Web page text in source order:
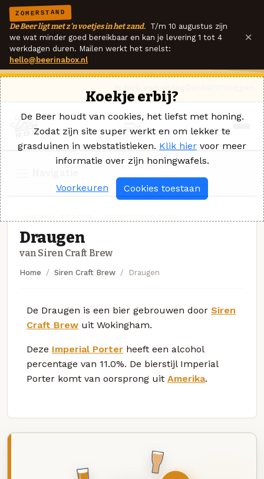
ZOMERSTAND
De Beer ligt met z'n voetjes in het zand. T/m 10 augustus zijn
we wat minder goed bereikbaar en kan je levering 1 tot 4
werkdagen duren. Mailen werkt het snelst:
hello@beerinabox.nl
×
Draugen
van Siren Craft Brew
Home Siren Craft Brew Draugen
De Draugen is een bier gebrouwen door Siren
Craft Brew uit Wokingham.
Deze Imperial Porter heeft een alcohol
percentage van 11.0%. De bierstijl Imperial
Porter komt van oorsprong uit Amerika.
Koekje erbij?
De Beer houdt van cookies, het liefst met honing.
Zodat zijn site super werkt en om lekker te
grasduinen in webstatistieken. Klik hier voor meer
informatie over zijn honingwafels.
Voorkeuren Cookies toestaan